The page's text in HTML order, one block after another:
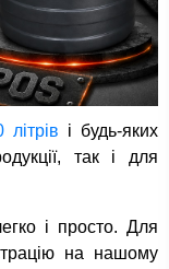
і будь-яких
так і для
і просто. Для
на нашому